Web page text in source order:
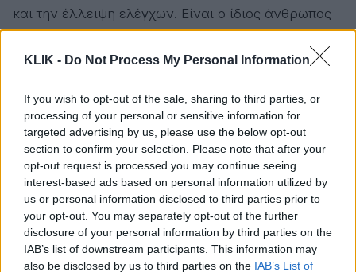
KLIK - Do Not Process My Personal Information
If you wish to opt-out of the sale, sharing to third parties, or
processing of your personal or sensitive information for
targeted advertising by us, please use the below opt-out
section to confirm your selection. Please note that after your
opt-out request is processed you may continue seeing
interest-based ads based on personal information utilized by
us or personal information disclosed to third parties prior to
your opt-out. You may separately opt-out of the further
disclosure of your personal information by third parties on the
IAB’s list of downstream participants. This information may
also be disclosed by us to third parties on the IAB’s List of
και την έλλειψη ελέγχων. Είναι ο ίδιος άνθρωπος
που,ως υπουργός Ανάπτυξης, είδε να
εκτινάσσονται οι τιμές στα ύψη και η ακρίβεια να
τους αδύναμους ανθρώπους. Στην ερώτηση της
8ης Ιουλίου, ο Άκης κατήγγειλε την κυβέρνηση
Καραμανλή για «παντελή έλλειψη ελέγχων στη
συνεχή άνοδο των τιμών και στην αισχροκέρδεια».
Όμως η χλιδή και η σπατάλη του «Γάμου των
Παρισίων» σκανδάλισε την κοινή γνώμη και για
έναν επιπλέον λόγο: Ο Τσοχατζόπουλος ήταν ο